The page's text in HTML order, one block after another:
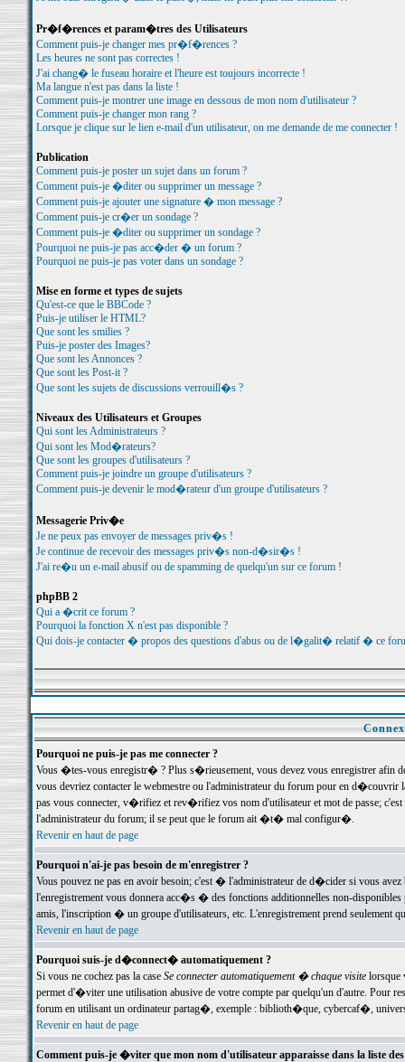
Pr�f�rences et param�tres des Utilisateurs
Comment puis-je changer mes pr�f�rences ?
Les heures ne sont pas correctes !
J'ai chang� le fuseau horaire et l'heure est toujours incorrecte !
Ma langue n'est pas dans la liste !
Comment puis-je montrer une image en dessous de mon nom d'utilisateur ?
Comment puis-je changer mon rang ?
Lorsque je clique sur le lien e-mail d'un utilisateur, on me demande de me connecter !
Publication
Comment puis-je poster un sujet dans un forum ?
Comment puis-je �diter ou supprimer un message ?
Comment puis-je ajouter une signature � mon message ?
Comment puis-je cr�er un sondage ?
Comment puis-je �diter ou supprimer un sondage ?
Pourquoi ne puis-je pas acc�der � un forum ?
Pourquoi ne puis-je pas voter dans un sondage ?
Mise en forme et types de sujets
Qu'est-ce que le BBCode ?
Puis-je utiliser le HTML?
Que sont les smilies ?
Puis-je poster des Images?
Que sont les Annonces ?
Que sont les Post-it ?
Que sont les sujets de discussions verrouill�s ?
Niveaux des Utilisateurs et Groupes
Qui sont les Administrateurs ?
Qui sont les Mod�rateurs?
Que sont les groupes d'utilisateurs ?
Comment puis-je joindre un groupe d'utilisateurs ?
Comment puis-je devenir le mod�rateur d'un groupe d'utilisateurs ?
Messagerie Priv�e
Je ne peux pas envoyer de messages priv�s !
Je continue de recevoir des messages priv�s non-d�sir�s !
J'ai re�u un e-mail abusif ou de spamming de quelqu'un sur ce forum !
phpBB 2
Qui a �crit ce forum ?
Pourquoi la fonction X n'est pas disponible ?
Qui dois-je contacter � propos des questions d'abus ou de l�galit� relatif � ce
Pourquoi ne puis-je pas me connecter ?
Vous �tes-vous enregistr� ? Plus s�rieusement, vous devez vous enregistrer
vous devriez contacter le webmestre ou l'administrateur du forum pour en
pas vous connecter, v�rifiez et rev�rifiez vos nom d'utilisateur et mot de passe;
l'administrateur du forum; il se peut que le forum ait �t� mal configur�.
Revenir en haut de page
Pourquoi n'ai-je pas besoin de m'enregistrer ?
Vous pouvez ne pas en avoir besoin; c'est � l'administrateur de d�cider si vous
l'enregistrement vous donnera acc�s � des fonctions additionnelles non-
amis, l'inscription � un groupe d'utilisateurs, etc. L'enregistrement prend seulement
Revenir en haut de page
Pourquoi suis-je d�connect� automatiquement ?
Si vous ne cochez pas la case Se connecter automatiquement � chaque visitelorsque
permet d'�viter une utilisation abusive de votre compte par quelqu'un d'autre. Pour
forum en utilisant un ordinateur partag�, exemple : biblioth�que, cybercaf�,
Revenir en haut de page
Comment puis-je �viter que mon nom d'utilisateur apparaisse dans la liste